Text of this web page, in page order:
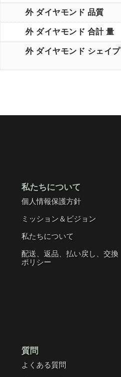
外 ダイヤモンド 品質
外 ダイヤモンド 合計 量
外 ダイヤモンド シェイプ
私たちについて
個人情報保護方針
ミッション＆ビジョン
私たちについて
配送、返品、払い戻し、交換
ポリシー
質問
よくある質問